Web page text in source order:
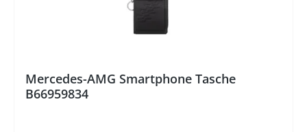
Mercedes-AMG Smartphone Tasche
B66959834